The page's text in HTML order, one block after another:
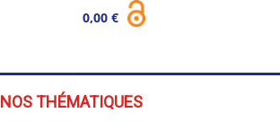
0,00 €
NOS THÉMATIQUES